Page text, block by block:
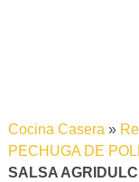
Cocina Casera»
PECHUGA DE
SALSA